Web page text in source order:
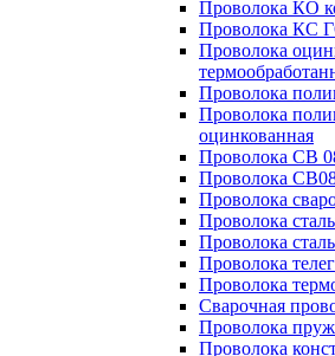
Проволока КО
Проволока КС
Проволока
Проволока
Проволока
оцинкованная
Проволока СВ
Проволока
Проволока
Проволока
Проволока
Проволока
Проволока
Сварочная
Проволока
Проволока